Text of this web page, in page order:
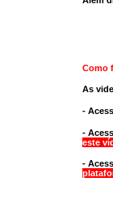
Como
As
-
-
este
-